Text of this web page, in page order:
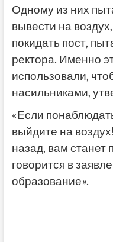
Одному из них
вывести на
покидать пост,
ректора. Именно
использовали,
насильниками,
«Если
выйдите на
назад, вам станет
говорится в
образование».